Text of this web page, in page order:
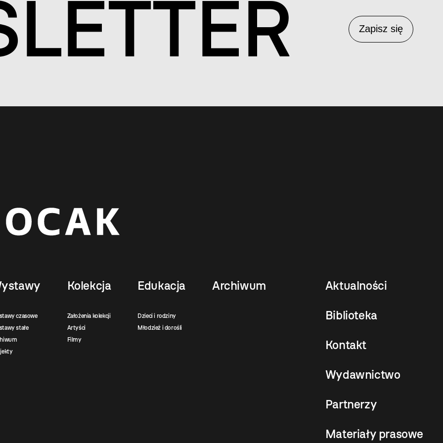
Zapisz się
LETTER
czasowe
stałe
Kolekcja
Założenia kolekcji
Artyści
Filmy
Edukacja
Dzieci i rodziny
Młodzież i dorośli
Archiwum Aktualności
Biblioteka
Kontakt
Wydawnictwo
Partnerzy
Materiały prasowe